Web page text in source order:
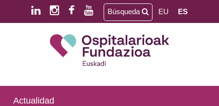
Saltar al contenido principal
Saltar al pie de página
SALUD MENTAL | DISCAPACIDAD INTELECTUAL | NEURORREHABILITACIÓN Y DAÑO CEREBRAL | PERSONA MAYOR
Búsqueda EU ES
Actualidad